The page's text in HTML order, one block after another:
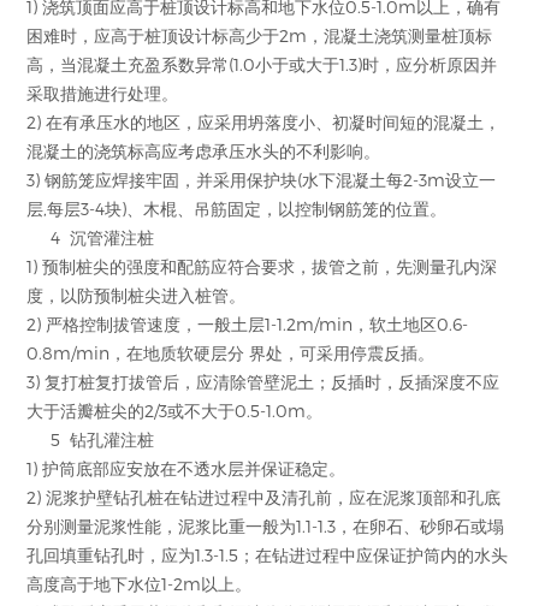
1) 浇筑顶面应高于桩顶设计标高和地下水位0.5-1.0m以上，确有
困难时，应高于桩顶设计标高少于2m，混凝土浇筑测量桩顶标
高，当混凝土充盈系数异常(1.0小于或大于1.3)时，应分析原因并
采取措施进行处理。
2) 在有承压水的地区，应采用坍落度小、初凝时间短的混凝土，
混凝土的浇筑标高应考虑承压水头的不利影响。
3) 钢筋笼应焊接牢固，并采用保护块(水下混凝土每2-3m设立一
层,每层3-4块)、木棍、吊筋固定，以控制钢筋笼的位置。
4 沉管灌注桩
1) 预制桩尖的强度和配筋应符合要求，拔管之前，先测量孔内深
度，以防预制桩尖进入桩管。
2) 严格控制拔管速度，一般土层1-1.2m/min，软土地区0.6-
0.8m/min，在地质软硬层分 界处，可采用停震反插。
3) 复打桩复打拔管后，应清除管壁泥土；反插时，反插深度不应
大于活瓣桩尖的2/3或不大于0.5-1.0m。
5 钻孔灌注桩
1) 护筒底部应安放在不透水层并保证稳定。
2) 泥浆护壁钻孔桩在钻进过程中及清孔前，应在泥浆顶部和孔底
分别测量泥浆性能，泥浆比重一般为1.1-1.3，在卵石、砂卵石或塌
孔回填重钻孔时，应为1.3-1.5；在钻进过程中应保证护筒内的水头
高度高于地下水位1-2m以上。